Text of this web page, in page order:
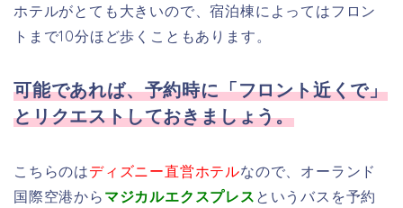
ホテルがとても大きいので、宿泊棟によってはフロン
トまで10分ほど歩くこともあります。
可能であれば、予約時に「フロント近くで」
とリクエストしておきましょう。
こちらのはディズニー直営ホテルなので、オーランド
国際空港から マジカルエクスプレス というバスを予約